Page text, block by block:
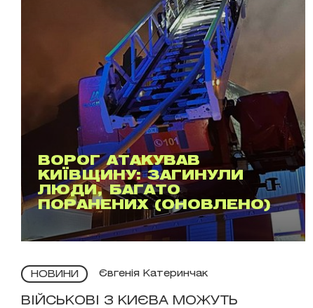
ВОРОГ АТАКУВАВ
КИЇВЩИНУ: ЗАГИНУЛИ
ЛЮДИ, БАГАТО
ПОРАНЕНИХ (ОНОВЛЕНО)
НОВИНИ Євгенія Катеринчак
ВІЙСЬКОВІ З КИЄВА МОЖУТЬ